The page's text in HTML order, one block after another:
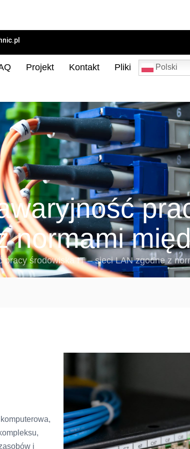
Projekt Kontakt Pliki Polski
normami
pracy środowiska IT – sieci LAN zgodne z
i